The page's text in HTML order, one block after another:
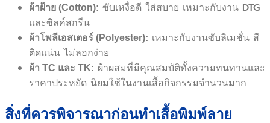
ผ้าฝ้าย (Cotton): ซับเหงื่อดี ใส่สบาย เหมาะกับงาน DTG
และซิลค์สกรีน
ผ้าโพลีเอสเตอร์ (Polyester): เหมาะกับงานซับลิเมชั่น สี
ติดแน่น ไม่ลอกง่าย
ผ้า TC และ TK: ผ้าผสมที่มีคุณสมบัติทั้งความทนทานและ
ราคาประหยัด นิยมใช้ในงานเสื้อกิจกรรมจำนวนมาก
สิ่งที่ควรพิจารณาก่อนทำเสื้อพิมพ์ลาย